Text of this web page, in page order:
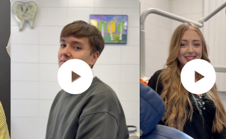
Соглашение на обработку персональных данных
Политика конфиденциальности
Designed by Freepik
Все представленные на сайте сведения в отношении
стоимости, перечня и содержания услуг носят
информационный характер и не являются публичной
офертой, определяемой ст. 437.2 ГК РФ, и могут быть
изменены без предварительного уведомления.
Медицинские услуги имеют противопоказания, перед
применением необходима консультация со специалистом.